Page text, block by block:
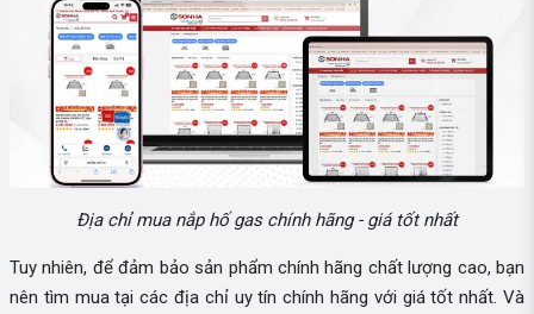
Địa chỉ mua nắp hố gas chính hãng - giá tốt nhất
Tuy nhiên, để đảm bảo sản phẩm chính hãng chất lượng cao, bạn
nên tìm mua tại các địa chỉ uy tín chính hãng với giá tốt nhất. Và